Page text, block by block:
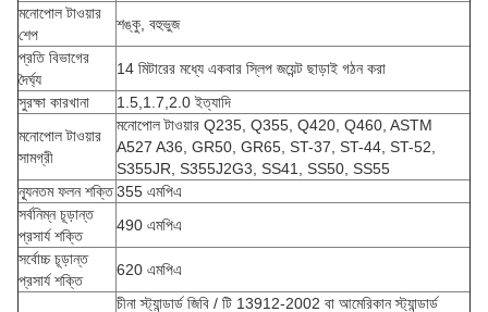
মনোপোল টাওয়ার
শেপ
শঙ্কু, বহুভুজ
প্রতি বিভাগের
দৈর্ঘ্য
14 মিটারের মধ্যে একবার স্লিপ জয়েন্ট ছাড়াই গঠন করা
সুরক্ষা কারখানা
1.5,1.7,2.0 ইত্যাদি
মনোপোল টাওয়ার
সামগ্রী
মনোপোল টাওয়ার Q235, Q355, Q420, Q460, ASTM
A527 A36, GR50, GR65, ST-37, ST-44, ST-52,
S355JR, S355J2G3, SS41, SS50, SS55
ন্যূনতম ফলন শক্তি355 এমপিএ
সর্বনিম্ন চূড়ান্ত
প্রসার্য শক্তি
490 এমপিএ
সর্বোচ্চ চূড়ান্ত
প্রসার্য শক্তি
620 এমপিএ
চীনা স্ট্যান্ডার্ড জিবি / টি 13912-2002 বা আমেরিকান স্ট্যান্ডার্ড